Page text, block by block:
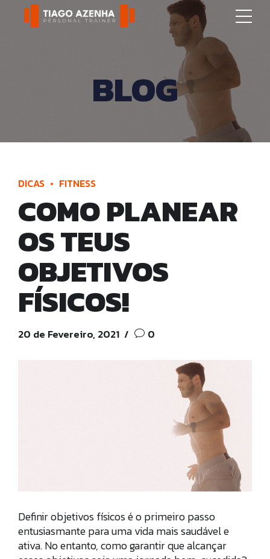
BLOG
DICAS FITNESS
COMO PLANEAR
OS TEUS
OBJETIVOS
FÍSICOS!
20 de Fevereiro, 2021 0
Definir objetivos físicos é o primeiro passo
entusiasmante para uma vida mais saudável e
ativa. No entanto, como garantir que alcançar